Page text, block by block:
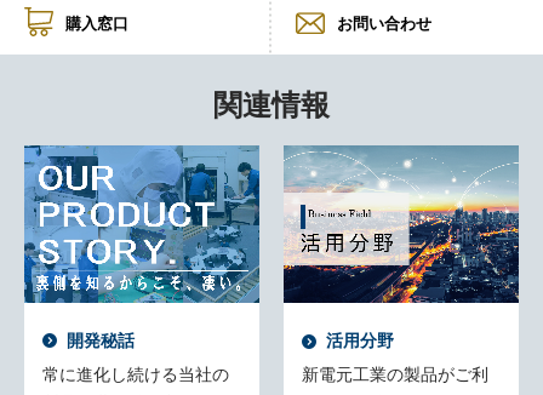
購入窓口 お問い合わせ
関連情報
開発秘話
常に進化し続ける当社の
活用分野
新電元工業の製品がご利